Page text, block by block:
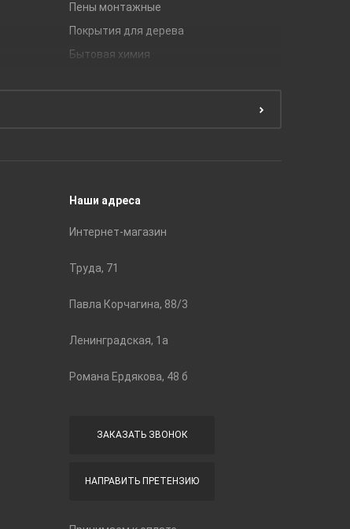
Пены монтажные
Покрытия для дерева
Бытовая химия
Наши адреса
Интернет-магазин
Труда, 71
Павла Корчагина, 88/3
Ленинградская, 1а
Романа Ердякова, 48 б
ЗАКАЗАТЬ ЗВОНОК
НАПРАВИТЬ ПРЕТЕНЗИЮ